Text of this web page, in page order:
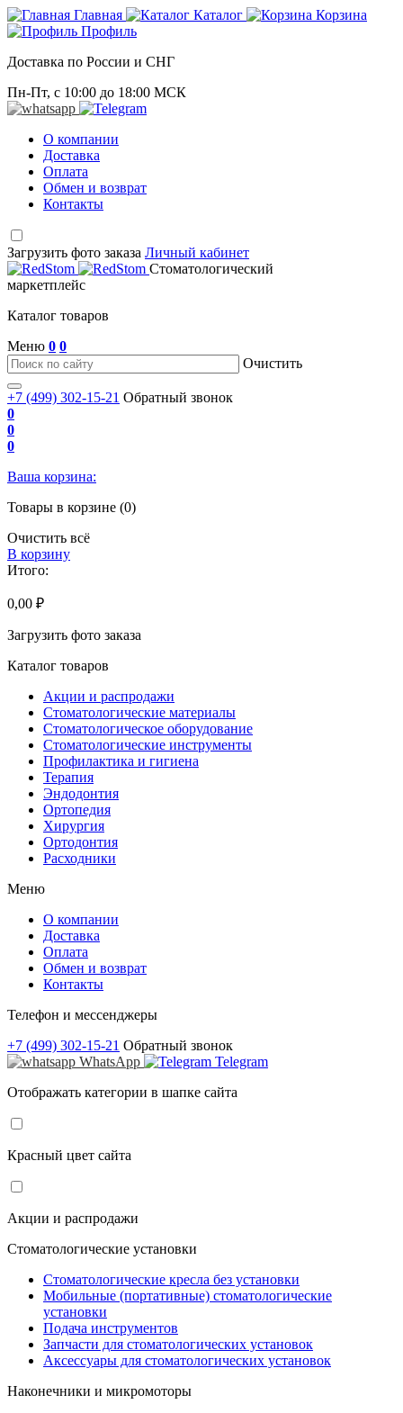
Главная Каталог
Корзина
Профиль
Доставка по России и СНГ
Пн-Пт, с 10:00 до 18:00 МСК
О компании
Доставка
Оплата
Обмен и возврат
Контакты
Загрузить фото заказа Личный кабинет
Стоматологический
маркетплейс
Каталог товаров
Меню 0 0
Очистить
+7 (499) 302-15-21 Обратный звонок
0
0
0
Ваша корзина:
Товары в корзине (0)
Очистить всё
В корзину
Итого:
0,00 ₽
Загрузить фото заказа
Каталог товаров
Акции и распродажи
Стоматологические материалы
Стоматологическое оборудование
Стоматологические инструменты
Профилактика и гигиена
Терапия
Эндодонтия
Ортопедия
Хирургия
Ортодонтия
Расходники
Меню
О компании
Доставка
Оплата
Обмен и возврат
Контакты
Телефон и мессенджеры
+7 (499) 302-15-21 Обратный звонок
WhatsApp
Telegram
Отображать категории в шапке сайта
Красный цвет сайта
Акции и распродажи
Стоматологические установки
Стоматологические кресла без установки
Мобильные (портативные) стоматологические
установки
Подача инструментов
Запчасти для стоматологических установок
Аксессуары для стоматологических установок
Наконечники и микромоторы